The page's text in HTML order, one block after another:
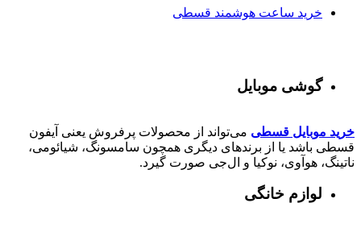
خرید ساعت هوشمند قسطی
گوشی موبایل
خرید موبایل قسطی می‌تواند از محصولات پرفروش یعنی آیفون
قسطی باشد یا از برندهای دیگری همچون سامسونگ، شیائومی،
ناتینگ، هوآوی، نوکیا و ال‌جی صورت گیرد.
لوازم خانگی